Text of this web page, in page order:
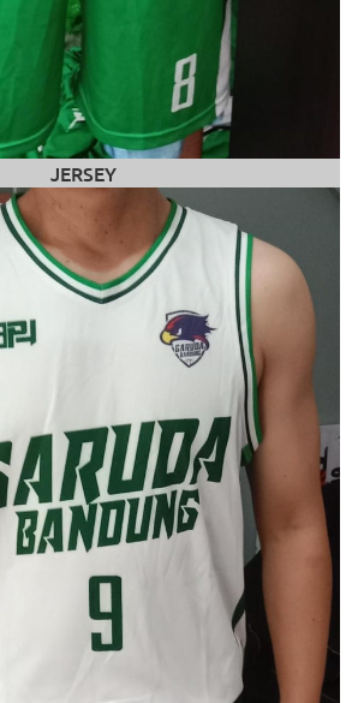
JERSEY